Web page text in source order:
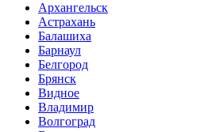
Архангельск
Астрахань
Балашиха
Барнаул
Белгород
Брянск
Видное
Владимир
Волгоград